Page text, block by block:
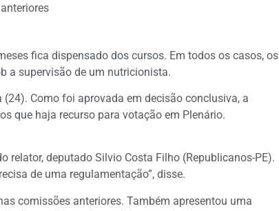
fica dispensado dos cursos. Em todos os casos, os
a supervisão de um nutricionista.
Como foi aprovada em decisão conclusiva, a
que haja recurso para votação em Plenário.
relator, deputado Silvio Costa Filho (Republicanos-PE).
de uma regulamentação”, disse.
comissões anteriores. Também apresentou uma